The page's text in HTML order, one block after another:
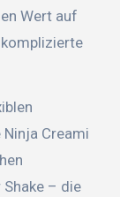
Wert auf
Creami
– die